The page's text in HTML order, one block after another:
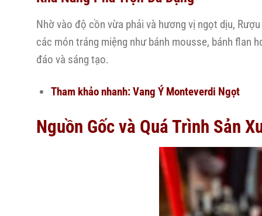
Nhờ vào độ cồn vừa phải và hương vị ngọt dịu,
các món tráng miệng như bánh mousse, bánh flan
đáo và sáng tạo.
Tham khảo nhanh:Vang Ý Monteverdi Ngọt
Nguồn Gốc và Quá Trình Sản